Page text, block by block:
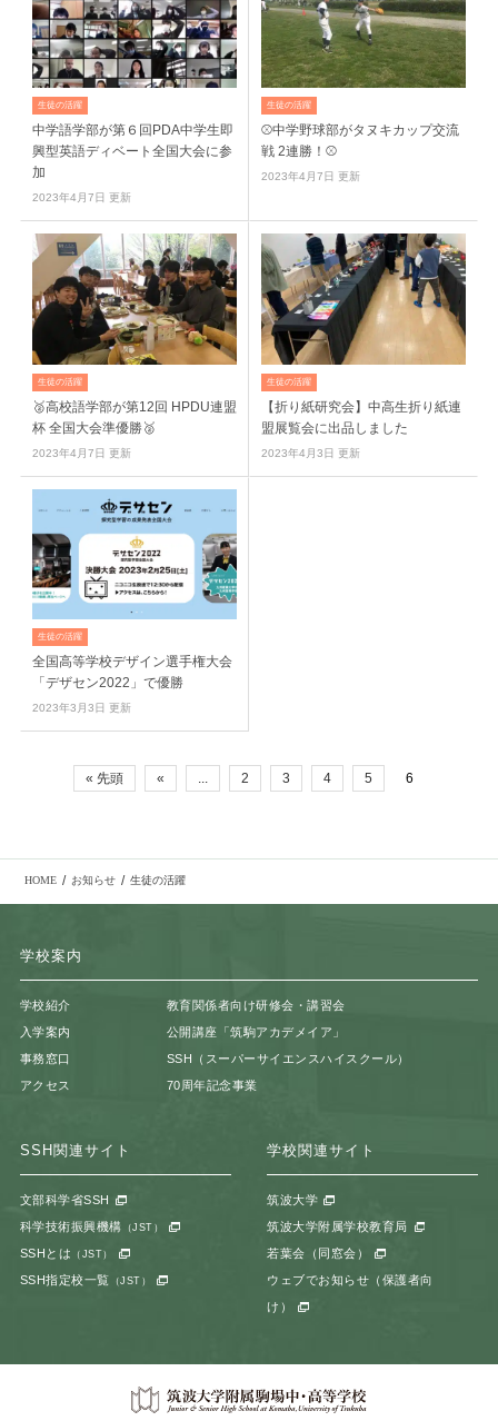
生徒の活躍
中学語学部が第６回PDA中学生即
興型英語ディベート全国大会に参
加
2023年4月7日 更新
生徒の活躍
⚾中学野球部がタヌキカップ交流
戦 2連勝！⚾
2023年4月7日 更新
生徒の活躍
🥈高校語学部が第12回 HPDU連盟
杯 全国大会準優勝🥈
2023年4月7日 更新
生徒の活躍
【折り紙研究会】中高生折り紙連
盟展覧会に出品しました
2023年4月3日 更新
生徒の活躍
全国高等学校デザイン選手権大会
「デザセン2022」で優勝
2023年3月3日 更新
« 先頭 « ... 2 3 4 5 6
HOME / お知らせ / 生徒の活躍
学校案内
学校紹介
入学案内
事務窓口
アクセス
教育関係者向け研修会・講習会
公開講座「筑駒アカデメイア」
SSH（スーパーサイエンスハイスクール）
70周年記念事業
SSH関連サイト
文部科学省SSH
科学技術振興機構 （JST）
SSHとは （JST）
SSH指定校一覧 （JST）
学校関連サイト
筑波大学
筑波大学附属学校教育局
若葉会（同窓会）
ウェブでお知らせ（保護者向
け）